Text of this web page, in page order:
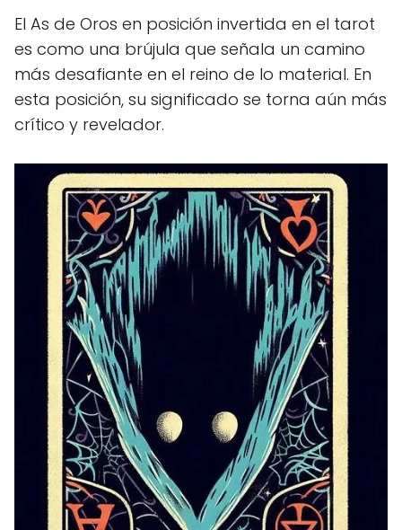
El As de Oros en posición invertida en el tarot
es como una brújula que señala un camino
más desafiante en el reino de lo material. En
esta posición, su significado se torna aún más
crítico y revelador.